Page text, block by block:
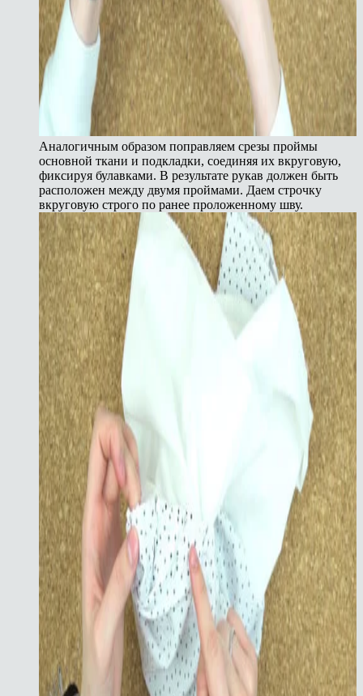
Аналогичным образом поправляем срезы проймы
основной ткани и подкладки, соединяя их вкруговую,
фиксируя булавками. В результате рукав должен быть
расположен между двумя проймами. Даем строчку
вкруговую строго по ранее проложенному шву.